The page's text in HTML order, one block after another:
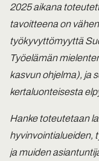
2025 aikana
tavoitteena on
työkyvyttömyyttä
Työelämän
kasvun ohjelma), ja
kertaluonteisesta
Hanke toteutetaan
hyvinvointialueiden,
ja muiden